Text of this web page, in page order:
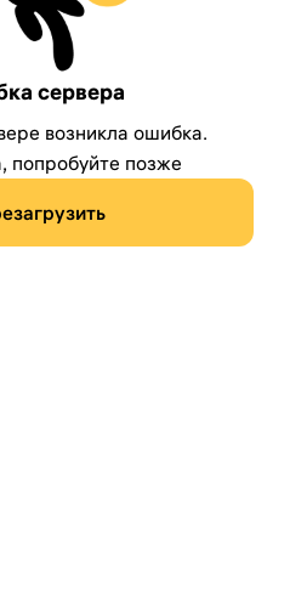
сервера
возникла ошибка.
попробуйте позже